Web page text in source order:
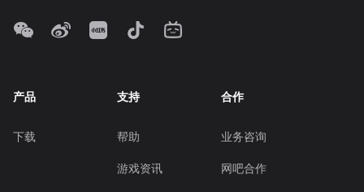
产品
下载
支持
帮助
游戏资讯
合作
业务咨询
网吧合作